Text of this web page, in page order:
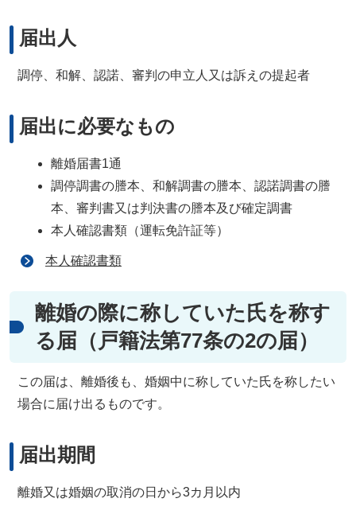
届出人
調停、和解、認諾、審判の申立人又は訴えの提起者
届出に必要なもの
離婚届書1通
調停調書の謄本、和解調書の謄本、認諾調書の謄
本、審判書又は判決書の謄本及び確定調書
本人確認書類（運転免許証等）
本人確認書類
離婚の際に称していた氏を称す
る届（戸籍法第77条の2の届）
この届は、離婚後も、婚姻中に称していた氏を称したい
場合に届け出るものです。
届出期間
離婚又は婚姻の取消の日から3カ月以内